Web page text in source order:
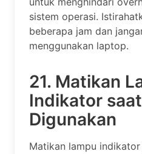
sistem operasi.
beberapa jam dan
menggunakan laptop.
21. Matikan
Indikator
Digunakan
Matikan lampu